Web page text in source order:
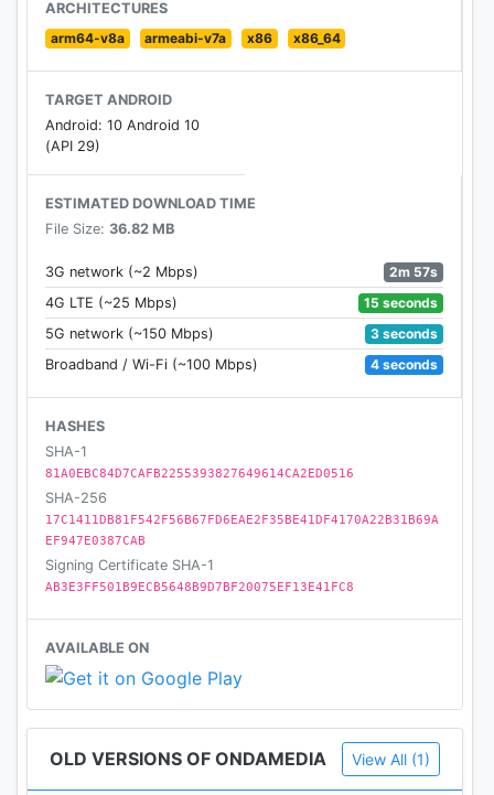
ARCHITECTURES
arm64-v8a
armeabi-v7a x86 x86_64
TARGET ANDROID
Android: 10 Android 10
(API 29)
ESTIMATED DOWNLOAD TIME
File Size: 36.82 MB
3G network (~2 Mbps)
2m 57s
4G LTE (~25 Mbps)
15 seconds
5G network (~150 Mbps)
3 seconds
Broadband / Wi-Fi (~100 Mbps)
4 seconds
HASHES
SHA-1
81A0EBC84D7CAFB2255393827649614CA2ED0516
SHA-256
17C1411DB81F542F56B67FD6EAE2F35BE41DF4170A22B31B69A
EF947E0387CAB
Signing Certificate SHA-1
AB3E3FF501B9ECB5648B9D7BF20075EF13E41FC8
AVAILABLE ON
OLD VERSIONS OF ONDAMEDIA View All (1)